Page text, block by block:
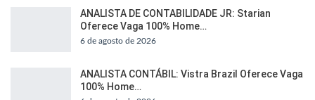
ANALISTA DE CONTABILIDADE JR: Starian
Oferece Vaga 100% Home…
6 de agosto de 2026
ANALISTA CONTÁBIL: Vistra Brazil Oferece Vaga
100% Home…